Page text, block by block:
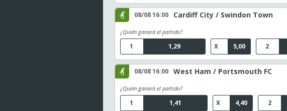
08/08 16:00 Cardiff City / Swindon Town
¿Quién ganará el partido?
1,29
1 5,00
X 2
08/08 16:00 West Ham / Portsmouth FC
¿Quién ganará el partido?
1,41
1 4,40
X 2